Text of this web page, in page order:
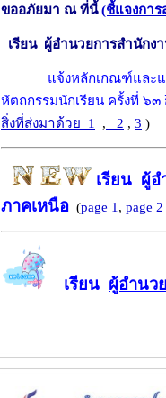
ขออภัยมา ณ ที่นี้(ชี้แจงการ
เรียน ผู้อำนวยการสำนักง
แจ้งหลักเกณฑ์และ
หัตถกรรมนักเรียน ครั้งที่ ๖๓
สิ่งที่ส่งมาด้วย 1
, 2 , 3 )
เรียน ผู้อ
ภาคเหนือ (page 1 , page 2
เรียน ผู้อำนว